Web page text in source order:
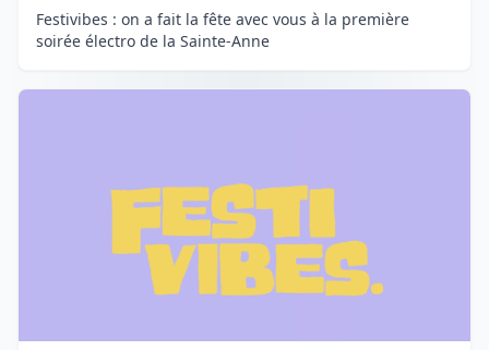
Festivibes : on a fait la fête avec vous à la première
soirée électro de la Sainte-Anne